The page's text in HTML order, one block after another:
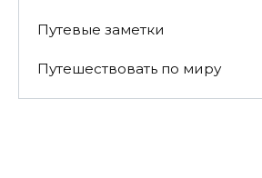
Путевые заметки
Путешествовать по миру